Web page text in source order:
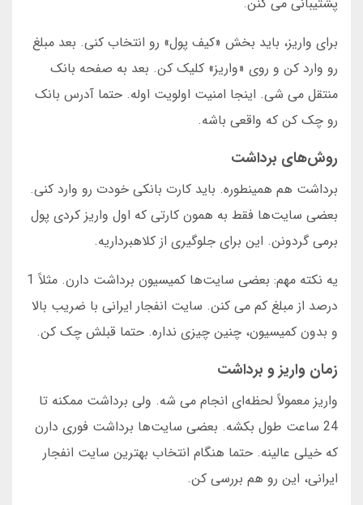
برای واریز، باید بخش «کیف پول» رو انتخاب کنی. بعد مبلغ
رو وارد کن و روی «واریز» کلیک کن. بعد به صفحه بانک
منتقل می شی. اینجا امنیت اولویت اوله. حتما آدرس بانک
رو چک کن که واقعی باشه.
روش‌های برداشت
برداشت هم همینطوره. باید کارت بانکی خودت رو وارد کنی.
بعضی سایت‌ها فقط به همون کارتی که اول واریز کردی پول
برمی گردونن. این برای جلوگیری از کلاهبرداریه.
یه نکته مهم: بعضی سایت‌ها کمیسیون برداشت دارن. مثلاً 1
درصد از مبلغ کم می کنن. سایت انفجار ایرانی با ضریب بالا
و بدون کمیسیون، چنین چیزی نداره. حتما قبلش چک کن.
زمان واریز و برداشت
واریز معمولاً لحظه‌ای انجام می شه. ولی برداشت ممکنه تا
24 ساعت طول بکشه. بعضی سایت‌ها برداشت فوری دارن
که خیلی عالینه. حتما هنگام انتخاب بهترین سایت انفجار
ایرانی، این رو هم بررسی کن.